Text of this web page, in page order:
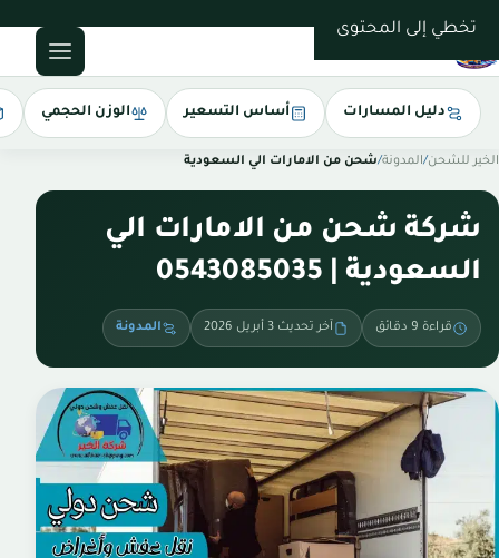
تخطي إلى المحتوى
دليل المسارات أساس التسعير الوزن الحجمي
الخير للشحن/المدونة/شحن من الامارات الي السعودية
شركة شحن من الامارات الي
السعودية | 0543085035
قراءة 9 دقائق آخر تحديث 3 أبريل 2026 المدونة